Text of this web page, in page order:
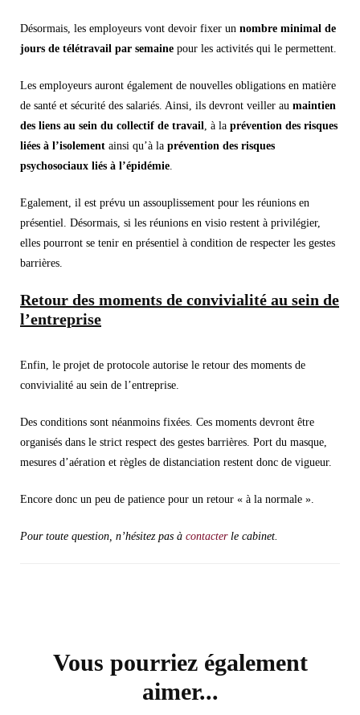
Désormais, les employeurs vont devoir fixer un nombre minimal de
jours de télétravail par semaine pour les activités qui le permettent.
Les employeurs auront également de nouvelles obligations en matière
de santé et sécurité des salariés. Ainsi, ils devront veiller au maintien
des liens au sein du collectif de travail , à la prévention des risques
liées à l’isolement ainsi qu’à la prévention des risques
psychosociaux liés à l’épidémie
Egalement, il est prévu un assouplissement pour les réunions en
présentiel. Désormais, si les réunions en visio restent à privilégier,
elles pourront se tenir en présentiel à condition de respecter les gestes
barrières.
Retour des moments de convivialité au sein de
l’entreprise
Enfin, le projet de protocole autorise le retour des moments de
convivialité au sein de l’entreprise.
Des conditions sont néanmoins fixées. Ces moments devront être
organisés dans le strict respect des gestes barrières. Port du masque,
mesures d’aération et règles de distanciation restent donc de vigueur.
Encore donc un peu de patience pour un retour « à la normale ».
Pour toute question, n’hésitez pas à contacterle cabinet.
Vous pourriez également
aimer...